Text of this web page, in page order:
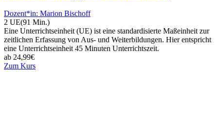
Dozent*in: Marion Bischoff
2 UE(91 Min.)
Eine Unterrichtseinheit (UE) ist eine standardisierte Maßeinheit zur
zeitlichen Erfassung von Aus- und Weiterbildungen. Hier entspricht
eine Unterrichtseinheit 45 Minuten Unterrichtszeit.
ab 24,99€
Zum Kurs